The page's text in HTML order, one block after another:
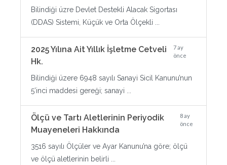
Bilindiği üzre Devlet Destekli Alacak Sigortası
(DDAS) Sistemi, Küçük ve Orta Ölçekli ...
2025 Yılına Ait Yıllık İşletme Cetveli
Hk.
7 ay
önce
Bilindiği üzere 6948 sayılı Sanayi Sicil Kanunu’nun
5’inci maddesi gereği; sanayi ...
Ölçü ve Tartı Aletlerinin Periyodik
Muayeneleri Hakkında
8 ay
önce
3516 sayılı Ölçüler ve Ayar Kanunu’na göre; ölçü
ve ölçü aletlerinin belirli ...